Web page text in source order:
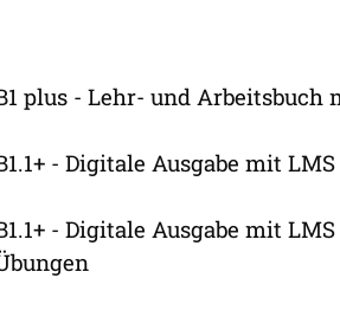
plus - Lehr- und Arbeitsbuch
- Digitale Ausgabe mit
- Digitale Ausgabe mit